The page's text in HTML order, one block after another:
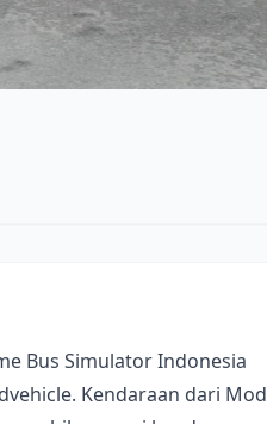
Bus Simulator Indonesia
Kendaraan dari Mod